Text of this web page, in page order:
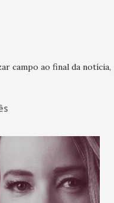
campo ao final da notícia,